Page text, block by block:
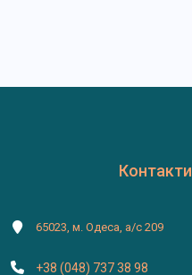
Контакти
65023, м. Одеса, а/с 209
+38 (048) 737 38 98